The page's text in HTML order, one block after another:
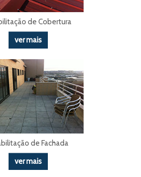
de Cobertura
ver mais
de Fachada
ver mais